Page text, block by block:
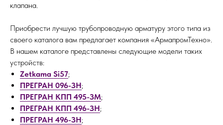
клапана.
Приобрести лучшую трубопроводную арматуру этого типа из
своего каталога вам предлагает компания «АрмапромТехно».
В нашем каталоге представлены следующие модели таких
устройств:
Zetkama Si57;
ПРЕГРАН 096-ЗН;
ПРЕГРАН КПП 495-ЗМ;
ПРЕГРАН КПП 496-ЗН;
ПРЕГРАН 496-ЗН;